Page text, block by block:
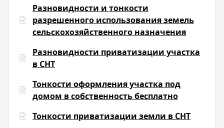
Разновидности и тонкости
разрешенного использования земель
сельскохозяйственного назначения
Разновидности приватизации участка
в СНТ
Тонкости оформления участка под
домом в собственность бесплатно
Тонкости приватизации земли в СНТ